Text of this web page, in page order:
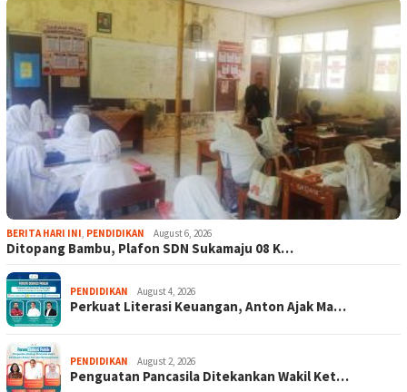
BERITA HARI INI, PENDIDIKAN August 6, 2026
Ditopang Bambu, Plafon SDN Sukamaju 08 K…
PENDIDIKAN August 4, 2026
Perkuat Literasi Keuangan, Anton Ajak Ma…
PENDIDIKAN August 2, 2026
Penguatan Pancasila Ditekankan Wakil Ket…